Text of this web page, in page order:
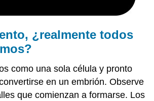
¿realmente todos
como una sola célula y pronto
en un embrión. Observe
que comienzan a formarse. Los